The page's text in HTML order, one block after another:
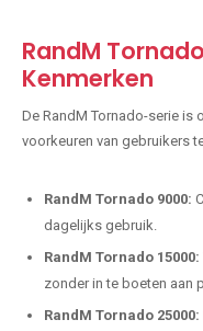
RandM
Kenmerken
De RandM Tornado-serie is
voorkeuren van gebruikers
RandM Tornado 9000:
dagelijks gebruik.
RandM Tornado 15000:
zonder in te boeten aan
RandM Tornado 25000: